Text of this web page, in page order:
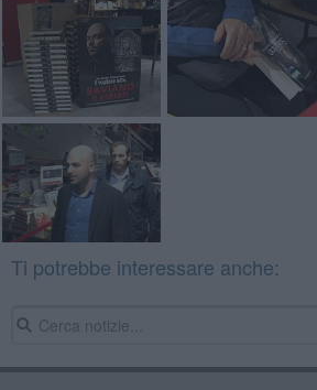
Ti potrebbe interessare anche: